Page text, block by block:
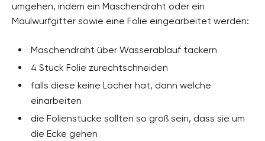
umgehen, indem ein Maschendraht oder ein
Maulwurfgitter sowie eine Folie eingearbeitet werden:
Maschendraht über Wasserablauf tackern
4 Stück Folie zurechtschneiden
falls diese keine Löcher hat, dann welche
einarbeiten
die Folienstücke sollten so groß sein, dass sie um
die Ecke gehen